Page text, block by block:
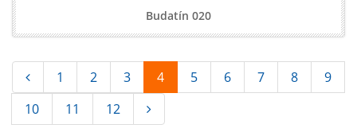
Budatín 020
1 2 3 4 5 6 7 8
9
10
11 12